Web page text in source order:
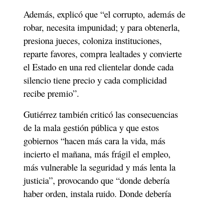
Además, explicó que “el corrupto, además de
robar, necesita impunidad; y para obtenerla,
presiona jueces, coloniza instituciones,
reparte favores, compra lealtades y convierte
el Estado en una red clientelar donde cada
silencio tiene precio y cada complicidad
recibe premio”.
Gutiérrez también criticó las consecuencias
de la mala gestión pública y que estos
gobiernos “hacen más cara la vida, más
incierto el mañana, más frágil el empleo,
más vulnerable la seguridad y más lenta la
justicia”, provocando que “donde debería
haber orden, instala ruido. Donde debería